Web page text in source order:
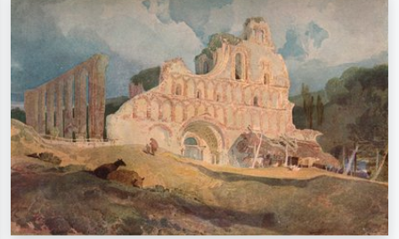
szerint – pl. Monet, Csillagos éj,
impresszionizmus, Hokusai-hullám,
akt.
piros absztrakt, sötét olajkép, álló akt
egy fa mellett.